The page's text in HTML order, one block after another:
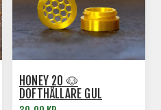
HONEY 20 🐶
DOFTHÅLLARE GUL